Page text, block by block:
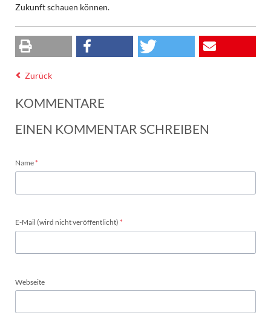
Zukunft schauen können.
Zurück
KOMMENTARE
EINEN KOMMENTAR SCHREIBEN
Pflichtfeld
Name*
Pflichtfeld
E-Mail (wird nicht veröffentlicht) *
Webseite